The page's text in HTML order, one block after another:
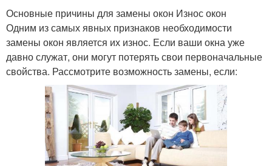
Основные причины для замены окон Износ окон
Одним из самых явных признаков необходимости
замены окон является их износ. Если ваши окна уже
давно служат, они могут потерять свои первоначальные
свойства. Рассмотрите возможность замены, если: